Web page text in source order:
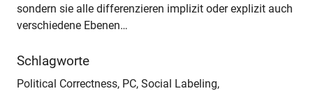
sondern sie alle differenzieren implizit oder explizit auch
verschiedene Ebenen…
Schlagworte
Political Correctness, PC, Social Labeling,